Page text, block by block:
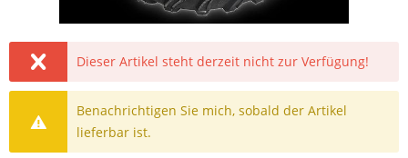
Dieser Artikel steht derzeit nicht zur Verfügung!
Benachrichtigen Sie mich, sobald der Artikel
lieferbar ist.